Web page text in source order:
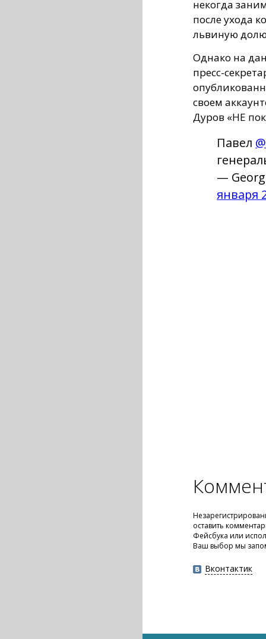
некогда
после ухода
львиную
Однако на
пресс-
своем
Дуров «НЕ
Павел
—
января
оставить
Фейсбука или
Ваш выбор мы
Вконтактик